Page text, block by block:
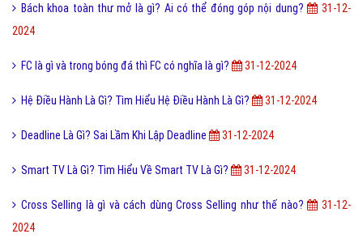
Bách khoa toàn thư mở là gì? Ai có thể đóng góp nội dung?
31-12-
2024
FC là gì và trong bóng đá thì FC có nghĩa là gì? 31-12-2024
Hệ Điều Hành Là Gì? Tìm Hiểu Hệ Điều Hành Là Gì? 31-12-2024
Deadline Là Gì? Sai Lầm Khi Lập Deadline 31-12-2024
Smart TV Là Gì? Tìm Hiểu Về Smart TV Là Gì? 31-12-2024
Cross Selling là gì và cách dùng Cross Selling như thế nào?
31-12-
2024